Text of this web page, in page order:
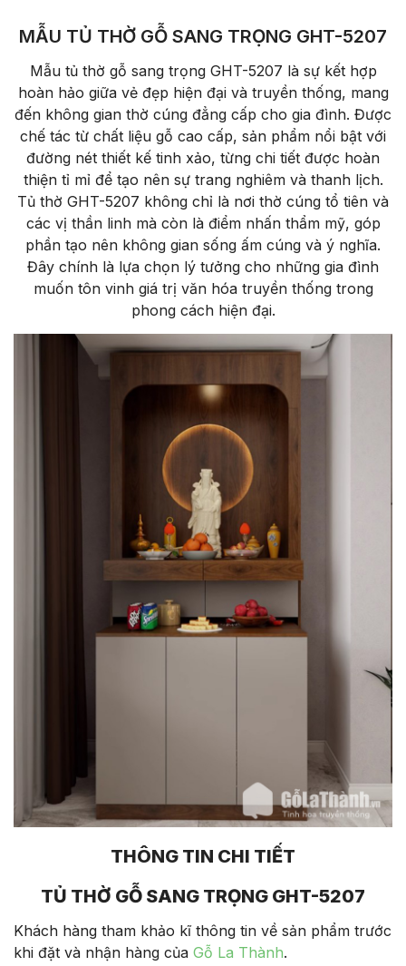
MẪU TỦ THỜ GỖ SANG TRỌNG GHT-5207
Mẫu tủ thờ gỗ sang trọng GHT-5207 là sự kết hợp
hoàn hảo giữa vẻ đẹp hiện đại và truyền thống, mang
đến không gian thờ cúng đẳng cấp cho gia đình. Được
chế tác từ chất liệu gỗ cao cấp, sản phẩm nổi bật với
đường nét thiết kế tinh xảo, từng chi tiết được hoàn
thiện tỉ mỉ để tạo nên sự trang nghiêm và thanh lịch.
Tủ thờ GHT-5207 không chỉ là nơi thờ cúng tổ tiên và
các vị thần linh mà còn là điểm nhấn thẩm mỹ, góp
phần tạo nên không gian sống ấm cúng và ý nghĩa.
Đây chính là lựa chọn lý tưởng cho những gia đình
muốn tôn vinh giá trị văn hóa truyền thống trong
phong cách hiện đại.
THÔNG TIN CHI TIẾT
TỦ THỜ GỖ SANG TRỌNG GHT-5207
Khách hàng tham khảo kĩ thông tin về sản phẩm trước
khi đặt và nhận hàng của Gỗ La Thành.